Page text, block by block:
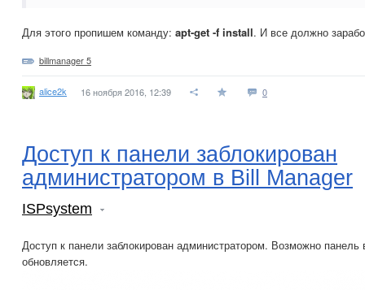
Для этого пропишем команду: apt-get -f install. И все должно
billmanager 5
alice2k 16 ноября 2016, 12:39 0
Доступ к панели заблокирован
администратором в Bill Manager
ISPsystem
Доступ к панели заблокирован администратором. Возможно
обновляется.